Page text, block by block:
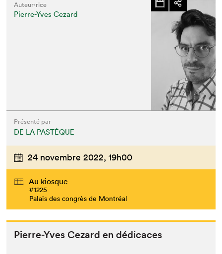
Auteur·rice
Pierre-Yves Cezard
Présenté par
DE LA PASTÈQUE
24 novembre 2022, 19h00
Au kiosque
#1225
Palais des congrès de Montréal
Pierre-Yves Cezard en dédicaces